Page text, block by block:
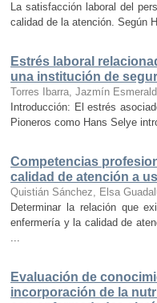
La satisfacción laboral del
calidad de la atención. Según
Estrés laboral
una institución de
Torres Ibarra, Jazmín
Introducción: El estrés
Pioneros como Hans Selye
Competencias
calidad de atención a
Quistián Sánchez, Elsa
Determinar la relación que
enfermería y la calidad de
...
Evaluación de
incorporación de la